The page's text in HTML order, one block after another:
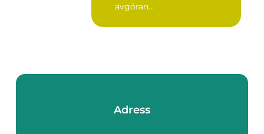
avgöran...
Adress